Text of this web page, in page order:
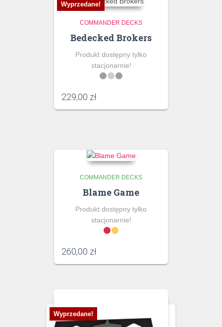
Wyprzedane!
COMMANDER DECKS
Bedecked Brokers
Produkt dostępny tylko
stacjonarnie!
229,00 zł
COMMANDER DECKS
Blame Game
Produkt dostępny tylko
stacjonarnie!
260,00 zł
Wyprzedane!